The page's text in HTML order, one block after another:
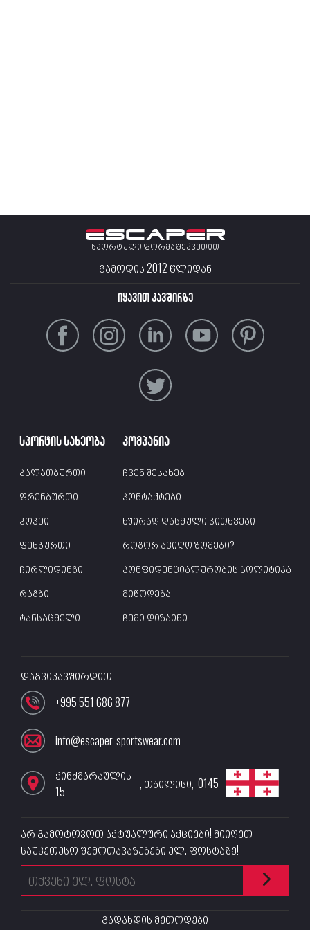
სპორტული ფორმა შეკვეთით
ᲒᲐᲛᲝᲓᲘᲡ 2012 ᲬᲚᲘᲓᲐᲜ
იყავით კავშირზე
სპორტის სახეობა
კალათბურთი
ფრენბურთი
ჰოკეი
ფეხბურთი
ჩირლიდინგი
რაგბი
ტანსაცმელი
კომპანია
ჩვენ შესახებ
კონტაქტები
ხშირად დასმული კითხვები
როგორ ავიღო ზომები?
კონფიდენციალურობის პოლიტიკა
მიწოდება
ჩემი დიზაინი
დაგვიკავშირდით
+995 551 686 877
info@escaper-sportswear.com
ქინძმარაულის
15
, თბილისი, 0145
არ გამოტოვოთ აქტუალური აქციები! მიიღეთ
საუკეთესო შემოთავაზებები ელ. ფოსტაზე!
გადახდის მეთოდები